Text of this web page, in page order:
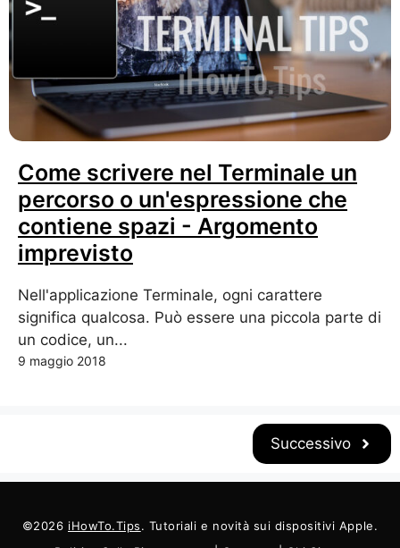
Come scrivere nel Terminale un
percorso o un'espressione che
contiene spazi - Argomento
imprevisto
Nell'applicazione Terminale, ogni carattere
significa qualcosa. Può essere una piccola parte di
un codice, un...
9 maggio 2018
Successivo
©2026 iHowTo.Tips. Tutoriali e novità sui dispositivi Apple.